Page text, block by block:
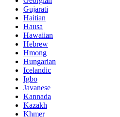
Gujarati
Haitian
Hausa
Hawaiian
Hebrew
Hmong
Hungarian
Icelandic
Igbo
Javanese
Kannada
Kazakh
Khmer